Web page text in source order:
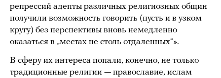
репрессий адепты различных религиозных общин
получили возможность говорить (пусть и в узком
кругу) без перспективы вновь немедленно
оказаться в „местах не столь отдаленных“».
В сферу их интереса попали, конечно, не только
традиционные религии — православие, ислам